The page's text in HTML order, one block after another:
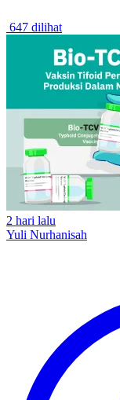
647 dilihat
2 hari lalu
Yuli Nurhanisah